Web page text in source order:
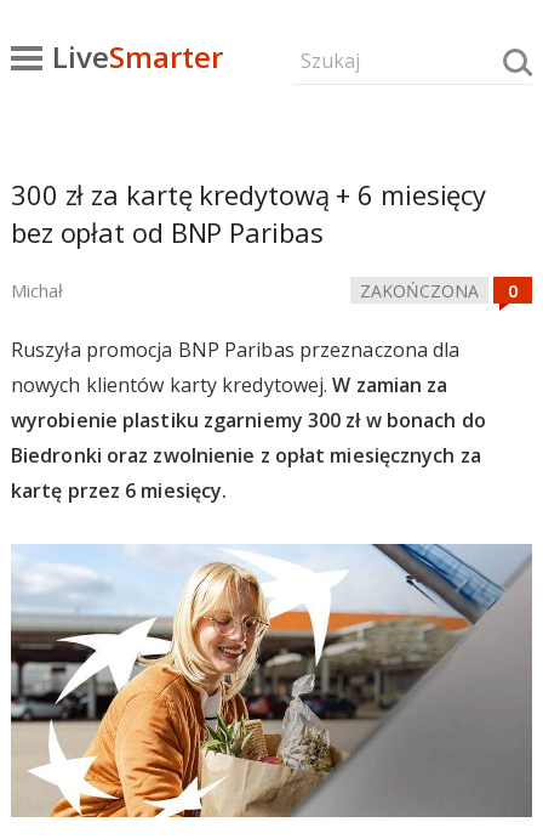
LiveSmarter
300 zł za kartę kredytową + 6 miesięcy
bez opłat od BNP Paribas
Michał ZAKOŃCZONA
Ruszyła promocja BNP Paribas przeznaczona dla
nowych klientów karty kredytowej.W zamian za
wyrobienie plastiku zgarniemy 300 zł w bonach do
Biedronki oraz zwolnienie z opłat miesięcznych za
kartę przez 6 miesięcy.